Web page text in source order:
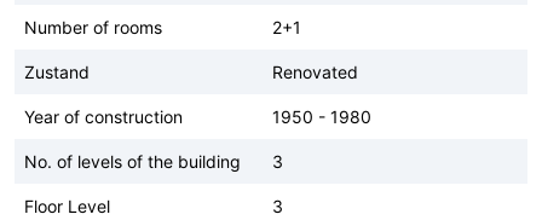
Number of rooms 2+1
Zustand Renovated
Year of construction 1950 - 1980
No. of levels of the building 3
Floor Level 3